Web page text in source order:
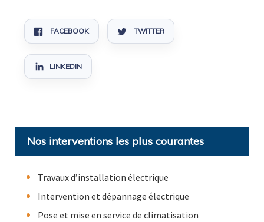
FACEBOOK TWITTER
LINKEDIN
Nos interventions les plus courantes
Travaux d’installation électrique
Intervention et dépannage électrique
Pose et mise en service de climatisation